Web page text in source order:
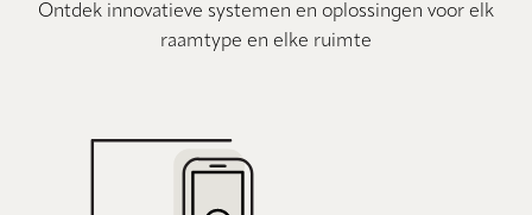
Ontdek innovatieve systemen en oplossingen voor elk
raamtype en elke ruimte